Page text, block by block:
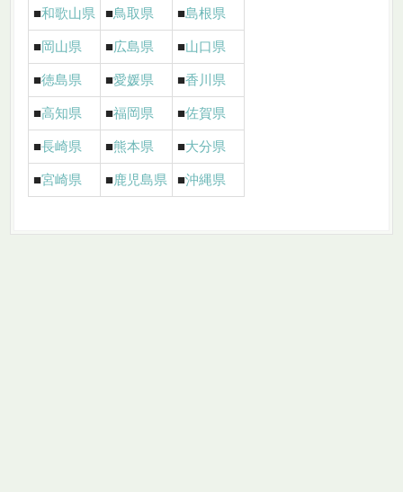
■和歌山県 ■鳥取県 ■島根県
■岡山県 ■広島県 ■山口県
■徳島県 ■愛媛県 ■香川県
■高知県 ■福岡県 ■佐賀県
■長崎県 ■熊本県 ■大分県
■宮崎県 ■鹿児島県 ■沖縄県